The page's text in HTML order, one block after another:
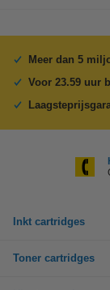
Meer dan 5
Voor 23.59 uur
Inkt cartridges
Toner cartridges